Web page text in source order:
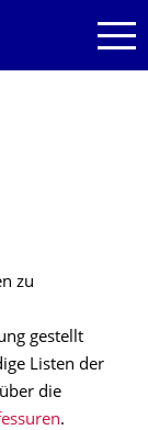
zu
gestellt
Listen der
die
.